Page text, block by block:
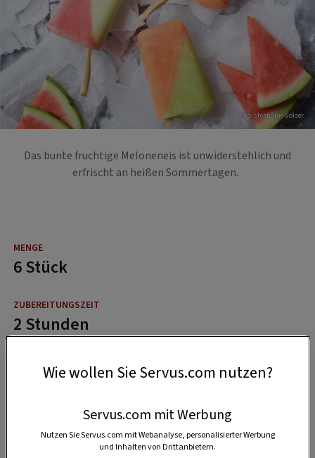
Foto: Stephanie Golser
Das bunte fruchtige Meloneneis ist unwiderstehlich und
erfrischt an heißen Sommertagen.
6 Stück
2 Stunden
6 Stunden
Wie wollen Sie Servus.com nutzen?
Servus.com mit Werbung
Nutzen Sie Servus.com mit Webanalyse, personalisierter Werbung
und Inhalten von Drittanbietern.